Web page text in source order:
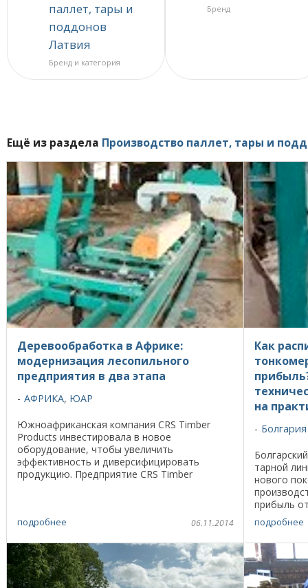
паллет, тары и
поддонов
Латвия
Бренд и категория
Бренд
Ещё из раздела Производство паллет, тары и
Деревообработка в Африке:
модернизация лесопильного
предприятия в два этапа
АФРИКА, ЮАР
Южноафриканская компания CRS Timber
Products инвестировала в новое
оборудование, чтобы увеличить
эффективность и диверсифицировать
продукцию. Предприятие CRS Timber
подробнее 06.11.2014
Как
на
Болгария
тарной
нового
прибыль
такое
него ...
подробнее